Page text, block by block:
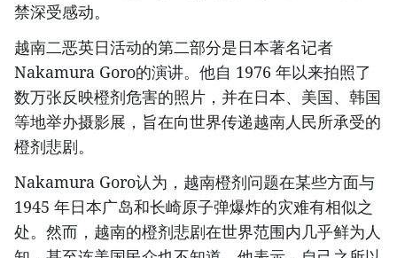
禁深受感动。
越南二恶英日活动的第二部分是日本著名记者
Nakamura Goro的演讲。他自 1976 年以来拍照了
数万张反映橙剂危害的照片，并在日本、美国、韩国
等地举办摄影展，旨在向世界传递越南人民所承受的
橙剂悲剧。
Nakamura Goro认为，越南橙剂问题在某些方面与
1945 年日本广岛和长崎原子弹爆炸的灾难有相似之
处。然而，越南的橙剂悲剧在世界范围内几乎鲜为人